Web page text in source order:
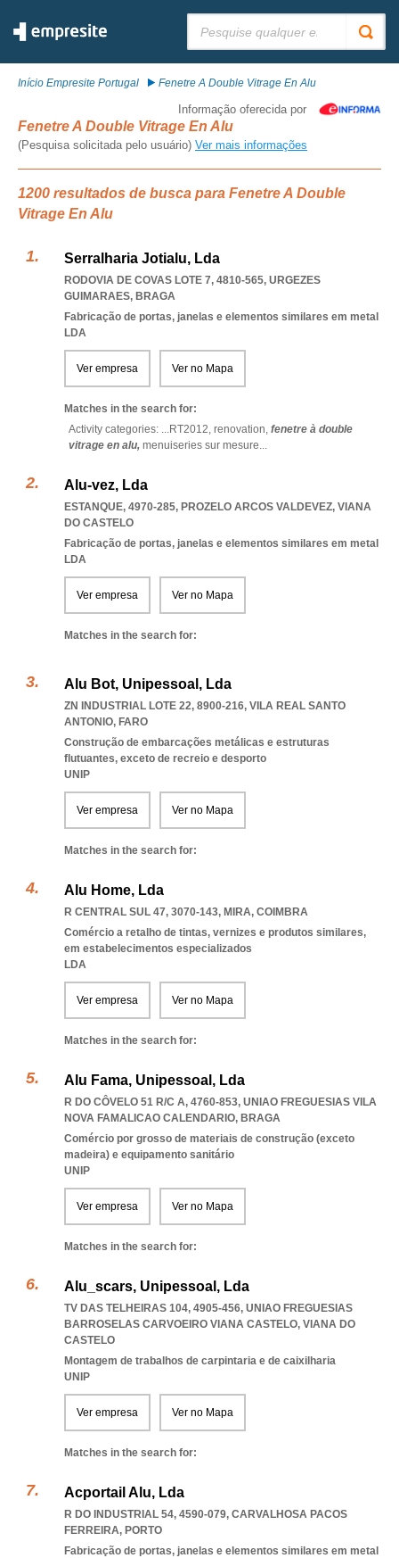
Início Empresite Portugal Fenetre A Double Vitrage En Alu
Informação oferecida por
Fenetre A Double Vitrage En Alu
(Pesquisa solicitada pelo usuário) Ver mais informações
1200 resultados de busca para Fenetre A Double
Vitrage En Alu
Serralharia Jotialu, Lda
RODOVIA DE COVAS LOTE 7, 4810-565, URGEZES
GUIMARAES, BRAGA
Fabricação de portas, janelas e elementos similares em metal
LDA
Ver empresa Ver no Mapa
Matches in the search for:
Activity categories: ...RT2012, renovation, fenetre à double
vitrage en alu, menuiseries sur mesure...
Alu-vez, Lda
ESTANQUE, 4970-285, PROZELO ARCOS VALDEVEZ, VIANA
DO CASTELO
Fabricação de portas, janelas e elementos similares em metal
LDA
Ver empresa Ver no Mapa
Matches in the search for:
Alu Bot, Unipessoal, Lda
ZN INDUSTRIAL LOTE 22, 8900-216, VILA REAL SANTO
ANTONIO, FARO
Construção de embarcações metálicas e estruturas
flutuantes, exceto de recreio e desporto
UNIP
Ver empresa Ver no Mapa
Matches in the search for:
Alu Home, Lda
R CENTRAL SUL 47, 3070-143, MIRA, COIMBRA
Comércio a retalho de tintas, vernizes e produtos similares,
em estabelecimentos especializados
LDA
Ver empresa Ver no Mapa
Matches in the search for:
Alu Fama, Unipessoal, Lda
R DO CÔVELO 51 R/C A, 4760-853, UNIAO FREGUESIAS VILA
NOVA FAMALICAO CALENDARIO, BRAGA
Comércio por grosso de materiais de construção (exceto
madeira) e equipamento sanitário
UNIP
Ver empresa Ver no Mapa
Matches in the search for:
Alu_scars, Unipessoal, Lda
TV DAS TELHEIRAS 104, 4905-456, UNIAO FREGUESIAS
BARROSELAS CARVOEIRO VIANA CASTELO, VIANA DO
CASTELO
Montagem de trabalhos de carpintaria e de caixilharia
UNIP
Ver empresa Ver no Mapa
Matches in the search for:
Acportail Alu, Lda
R DO INDUSTRIAL 54, 4590-079, CARVALHOSA PACOS
FERREIRA, PORTO
Fabricação de portas, janelas e elementos similares em metal